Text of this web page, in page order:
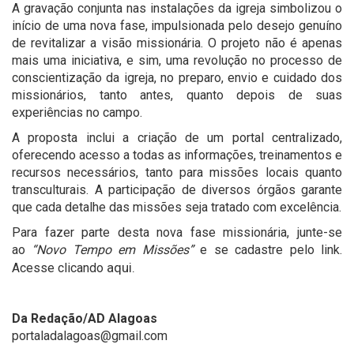
A gravação conjunta nas instalações da igreja simbolizou o
início de uma nova fase, impulsionada pelo desejo genuíno
de revitalizar a visão missionária. O projeto não é apenas
mais uma iniciativa, e sim, uma revolução no processo de
conscientização da igreja, no preparo, envio e cuidado dos
missionários, tanto antes, quanto depois de suas
experiências no campo.
A proposta inclui a criação de um portal centralizado,
oferecendo acesso a todas as informações, treinamentos e
recursos necessários, tanto para missões locais quanto
transculturais. A participação de diversos órgãos garante
que cada detalhe das missões seja tratado com excelência.
Para fazer parte desta nova fase missionária, junte-se
ao
“Novo Tempo em Missões”e se cadastre pelo link.
Acesse clicando aqui.
Da Redação/AD Alagoas
portaladalagoas@gmail.com